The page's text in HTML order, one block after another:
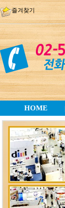
즐겨찾기
HOME